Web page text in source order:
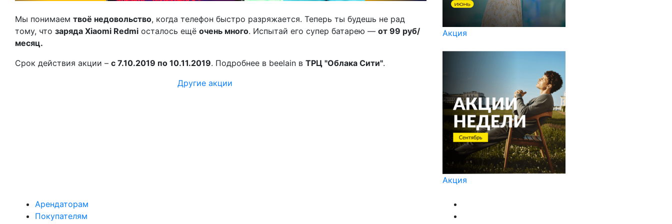
Мы понимаем твоё недовольство, когда телефон быстро разряжается. Теперь ты будешь не рад
тому, что заряда Xiaomi Redmi осталось ещё очень много. Испытай его супер батарею –– от 99 руб/
месяц.
Срок действия акции – с 7.10.2019 по 10.11.2019. Подробнее в beelain в ТРЦ "Облака Сити".
Другие акции
Акция
Акция
Арендаторам
Покупателям